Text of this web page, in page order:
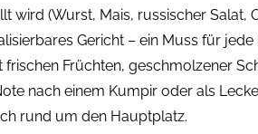
wird (Wurst, Mais, russischer Salat,
Gericht – ein Muss für jede
frischen Früchten, geschmolzener
nach einem Kumpir oder als
rund um den Hauptplatz.